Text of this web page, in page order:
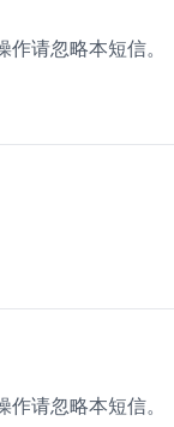
请忽略本短信。
请忽略本短信。